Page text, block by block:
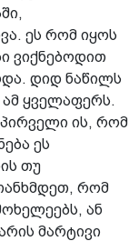
ეს რომ იყოს
ვიქნებოდით
დიდ ნაწილს
ამ ყველაფერს.
ის, რომ
ეს
თუ
რომ
ან
მარტივი